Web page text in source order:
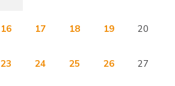
16 17 18 19 20
23 24 25 26 27